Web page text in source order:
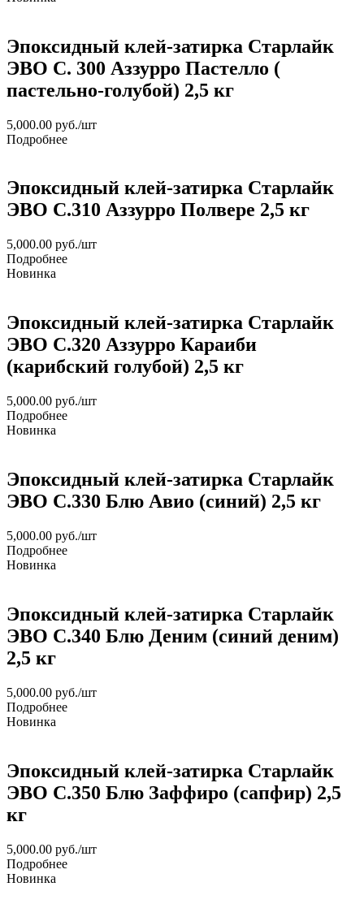
Эпоксидный клей-затирка Старлайк
ЭВО С. 300 Аззурро Пастелло (
пастельно-голубой) 2,5 кг
5,000.00 руб./шт
Подробнее
Эпоксидный клей-затирка Старлайк
ЭВО С.310 Аззурро Полвере 2,5 кг
5,000.00 руб./шт
Подробнее
Новинка
Эпоксидный клей-затирка Старлайк
ЭВО С.320 Аззурро Караиби
(карибский голубой) 2,5 кг
5,000.00 руб./шт
Подробнее
Новинка
Эпоксидный клей-затирка Старлайк
ЭВО С.330 Блю Авио (синий) 2,5 кг
5,000.00 руб./шт
Подробнее
Новинка
Эпоксидный клей-затирка Старлайк
ЭВО С.340 Блю Деним (синий деним)
2,5 кг
5,000.00 руб./шт
Подробнее
Новинка
Эпоксидный клей-затирка Старлайк
ЭВО С.350 Блю Заффиро (сапфир) 2,5
кг
5,000.00 руб./шт
Подробнее
Новинка